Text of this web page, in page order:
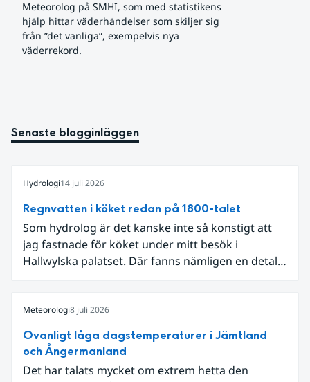
Meteorolog på SMHI, som med statistikens
hjälp hittar väderhändelser som skiljer sig
från ”det vanliga”, exempelvis nya
väderrekord.
Senaste blogginläggen
Hydrologi14 juli 2026
Regnvatten i köket redan på 1800-talet
Som hydrolog är det kanske inte så konstigt att
jag fastnade för köket under mitt besök i
Hallwylska palatset. Där fanns nämligen en detalj
Meteorologi8 juli 2026
Ovanligt låga dagstemperaturer i Jämtland
och Ångermanland
Det har talats mycket om extrem hetta den